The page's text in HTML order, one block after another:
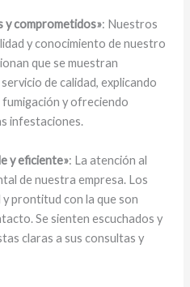
y comprometidos»: Nuestros
y conocimiento de nuestro
que se muestran
de calidad, explicando
y ofreciendo
infestaciones.
y eficiente»: La atención al
de nuestra empresa. Los
prontitud con la que son
Se sienten escuchados y
claras a sus consultas y